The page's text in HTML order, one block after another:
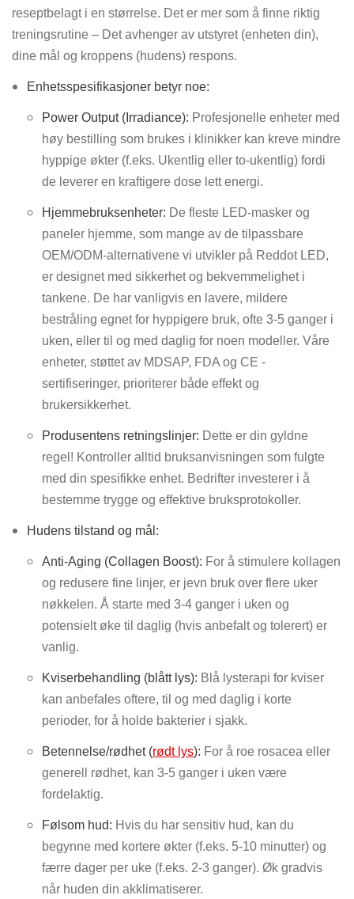
reseptbelagt i en størrelse. Det er mer som å finne riktig
treningsrutine – Det avhenger av utstyret (enheten din),
dine mål og kroppens (hudens) respons.
Enhetsspesifikasjoner betyr noe:
Power Output (Irradiance): Profesjonelle enheter med
høy bestilling som brukes i klinikker kan kreve mindre
hyppige økter (f.eks. Ukentlig eller to-ukentlig) fordi
de leverer en kraftigere dose lett energi.
Hjemmebruksenheter: De fleste LED-masker og
paneler hjemme, som mange av de tilpassbare
OEM/ODM-alternativene vi utvikler på Reddot LED,
er designet med sikkerhet og bekvemmelighet i
tankene. De har vanligvis en lavere, mildere
bestråling egnet for hyppigere bruk, ofte 3-5 ganger i
uken, eller til og med daglig for noen modeller. Våre
enheter, støttet av MDSAP, FDA og CE -
sertifiseringer, prioriterer både effekt og
brukersikkerhet.
Produsentens retningslinjer: Dette er din gyldne
regel! Kontroller alltid bruksanvisningen som fulgte
med din spesifikke enhet. Bedrifter investerer i å
bestemme trygge og effektive bruksprotokoller.
Hudens tilstand og mål:
Anti-Aging (Collagen Boost): For å stimulere kollagen
og redusere fine linjer, er jevn bruk over flere uker
nøkkelen. Å starte med 3-4 ganger i uken og
potensielt øke til daglig (hvis anbefalt og tolerert) er
vanlig.
Kviserbehandling (blått lys): Blå lysterapi for kviser
kan anbefales oftere, til og med daglig i korte
perioder, for å holde bakterier i sjakk.
Betennelse/rødhet (rødt lys): For å roe rosacea eller
generell rødhet, kan 3-5 ganger i uken være
fordelaktig.
Følsom hud: Hvis du har sensitiv hud, kan du
begynne med kortere økter (f.eks. 5-10 minutter) og
færre dager per uke (f.eks. 2-3 ganger). Øk gradvis
når huden din akklimatiserer.